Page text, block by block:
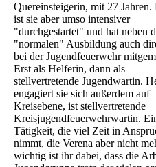
Quereinsteigerin, mit 27 Jahren.
ist sie aber umso intensiver
"durchgestartet" und hat neben
"normalen" Ausbildung auch
bei der Jugendfeuerwehr
Erst als Helferin, dann als
stellvertretende Jugendwartin.
engagiert sie sich außerdem auf
Kreisebene, ist stellvertretende
Kreisjugendfeuerwehrwartin.
Tätigkeit, die viel Zeit in
nimmt, die Verena aber nicht
wichtig ist ihr dabei, dass die